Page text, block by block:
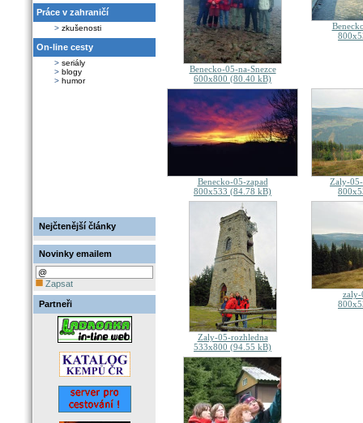
Práce v zahraničí
> zkušenosti
On-line cesty
> seriály
> blogy
> humor
Nejčtenější články
Novinky emailem
Zapsat
Partneři
Benecko-05-na-Snezce
600x800 (80.40 kB)
Benecko-05-zapad
800x533 (84.78 kB)
Zaly-
Zaly-05-rozhledna
533x800 (94.55 kB)
zaly-